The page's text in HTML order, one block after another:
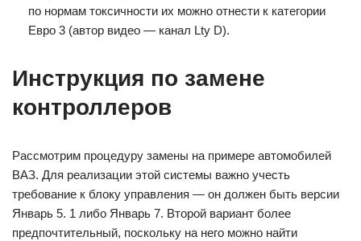
по нормам токсичности их можно отнести к категории
Евро 3 (автор видео — канал Lty D).
Инструкция по замене
контроллеров
Рассмотрим процедуру замены на примере автомобилей
ВАЗ. Для реализации этой системы важно учесть
требование к блоку управления — он должен быть версии
Январь 5. 1 либо Январь 7. Второй вариант более
предпочтительный, поскольку на него можно найти